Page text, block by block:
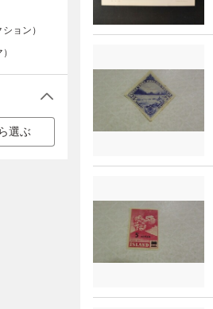
ョン）
選ぶ